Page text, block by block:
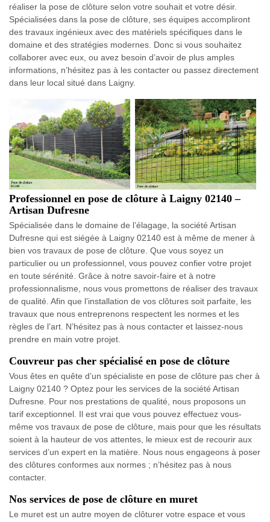
réaliser la pose de clôture selon votre souhait et votre désir.
Spécialisées dans la pose de clôture, ses équipes accompliront
des travaux ingénieux avec des matériels spécifiques dans le
domaine et des stratégies modernes. Donc si vous souhaitez
collaborer avec eux, ou avez besoin d’avoir de plus amples
informations, n’hésitez pas à les contacter ou passez directement
dans leur local situé dans Laigny.
Professionnel en pose de clôture à Laigny 02140 –
Artisan Dufresne
Spécialisée dans le domaine de l’élagage, la société Artisan
Dufresne qui est siégée à Laigny 02140 est à même de mener à
bien vos travaux de pose de clôture. Que vous soyez un
particulier ou un professionnel, vous pouvez confier votre projet
en toute sérénité. Grâce à notre savoir-faire et à notre
professionnalisme, nous vous promettons de réaliser des travaux
de qualité. Afin que l’installation de vos clôtures soit parfaite, les
travaux que nous entreprenons respectent les normes et les
règles de l’art. N’hésitez pas à nous contacter et laissez-nous
prendre en main votre projet.
Couvreur pas cher spécialisé en pose de clôture
Vous êtes en quête d’un spécialiste en pose de clôture pas cher à
Laigny 02140 ? Optez pour les services de la société Artisan
Dufresne. Pour nos prestations de qualité, nous proposons un
tarif exceptionnel. Il est vrai que vous pouvez effectuez vous-
même vos travaux de pose de clôture, mais pour que les résultats
soient à la hauteur de vos attentes, le mieux est de recourir aux
services d’un expert en la matière. Nous nous engageons à poser
des clôtures conformes aux normes ; n’hésitez pas à nous
contacter.
Nos services de pose de clôture en muret
Le muret est un autre moyen de clôturer votre espace et vous